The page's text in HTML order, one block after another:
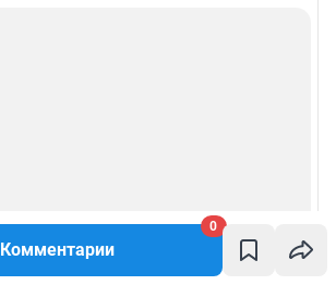
Комментарии
0